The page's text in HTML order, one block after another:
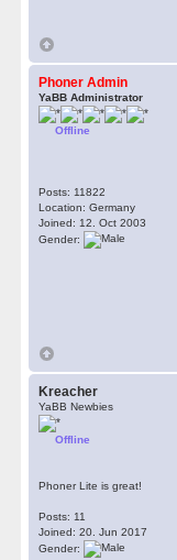
Phoner Admin
YaBB Administrator
Offline
Posts: 11822
Location: Germany
Joined: 12. Oct 2003
Gender:
Kreacher
YaBB Newbies
Offline
Phoner Lite is great!
Posts: 11
Joined: 20. Jun 2017
Gender: